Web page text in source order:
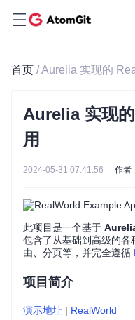
首页 / Aurelia 实现的
Aurelia 实现
用
2024-05-31 07:41:56 作者
此项目是一个基于
包含了从基础到高级的各
由、分页等，并完全遵循
项目简介
演示地址 | RealWorld